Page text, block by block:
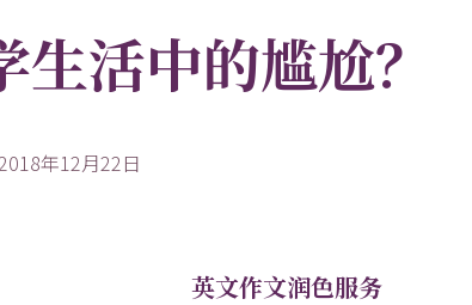
活中的尴尬？
年12月22日
英文作文润色服务